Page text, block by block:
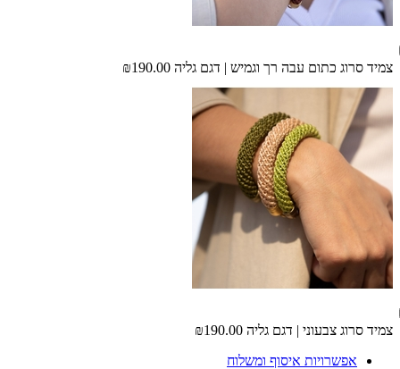
צמיד סרוג כתום עבה רך וגמיש | דגם גליה ₪190.00
צמיד סרוג צבעוני | דגם גליה ₪190.00
אפשרויות איסוף ומשלוח